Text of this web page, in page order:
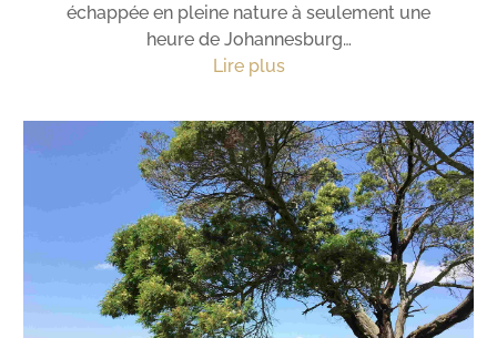
échappée en pleine nature à seulement une
heure de Johannesburg…
Lire plus